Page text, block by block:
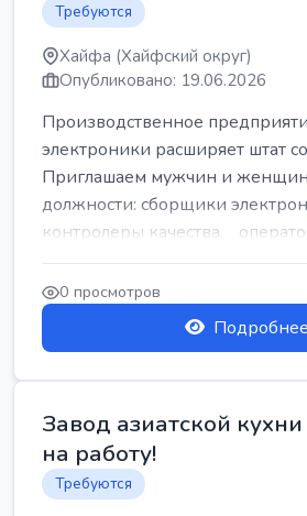
Требуются
Хайфа (Хайфский округ)
Опубликовано: 19.06.2026
Производственное
электроники расширяет штат
Приглашаем мужчин и
должности: сборщики
контролеры качества,
0 просмотров
Подробнее
Завод азиатской
на работу!
Требуются